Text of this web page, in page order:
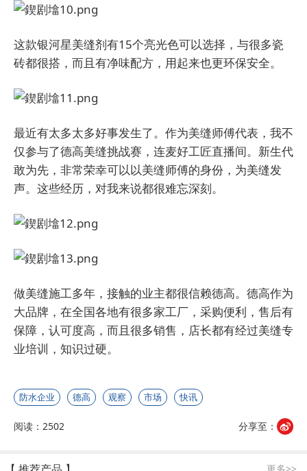
这款银河星美缝剂有15个亮光色可以选择，与很多瓷
砖都很搭，而且有净味配方，用起来也更环保安全。
最近有太多太多好事发生了。作为美缝师傅代表，我不
仅参与了德高美缝挑战赛，连麦好工匠直播间。新生代
敢为先，非常荣幸可以以美缝师傅的身份，为美缝发
声。这些经历，对我来说都很难忘深刻。
做美缝施工多年，接触的业主都很信赖德高。德高作为
大品牌，在全国各地有很多家工厂，采购便利，售后有
保障，认可度高，而且很多销售，店长都有经过美缝专
业培训，知识过硬。
防水企业 德高 观察 市场 快讯
阅读：2502 分享至：